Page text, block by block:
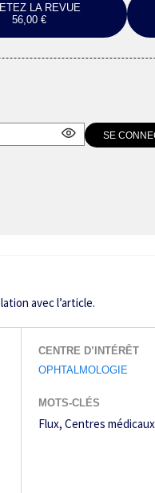
LA REVUE
56,00 €
avec l’article.
CENTRE D’INTÉRÊT
OPHTALMOLOGIE
MOTS-CLÉS
Flux Centres médicaux